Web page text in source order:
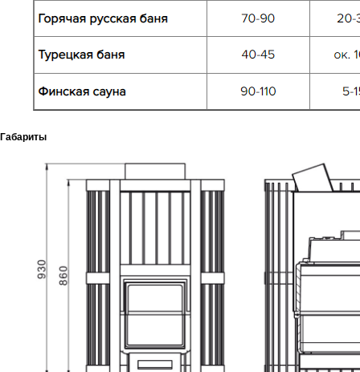
Габариты